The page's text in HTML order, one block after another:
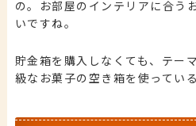
の。お部屋のインテリアに合う
いですね。
貯金箱を購入しなくても、テー
級なお菓子の空き箱を使ってい